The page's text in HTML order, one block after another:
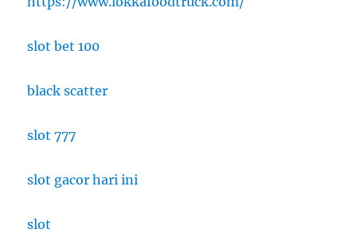
slot bet 100
black scatter
slot 777
slot gacor hari ini
slot